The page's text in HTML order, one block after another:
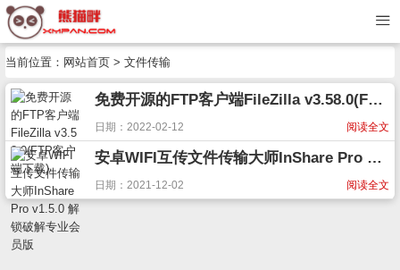
当前位置： 网站首页 > 文件传输
免费开源的FTP客户端FileZilla v3.58.0(FTP客户端下载)
阅读全文
日期：2022-02-12
安卓WIFI互传文件传输大师InShare Pro v1.5.0 解锁破解专业会员版
阅读全文
日期：2021-12-02